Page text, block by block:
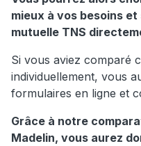
mieux à vos besoins
mutuelle TNS
Si vous aviez comparé
individuellement, vous
formulaires en ligne et
Grâce à notre
Madelin, vous aurez